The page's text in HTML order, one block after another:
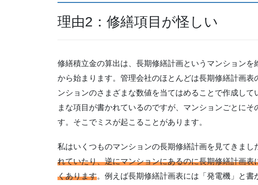
理由2：修繕項目が怪しい
修繕積立金の算出は、長期修繕計画というマンション
から始まります。管理会社のほとんどは長期修繕計画
ンションのさまざまな数値を当てはめることで作成し
まな項目が書かれているのですが、マンションごとに
す。そこでミスが起こることがあります。
私はいくつものマンションの長期修繕計画を見てきまし
れていたり、逆にマンションにあるのに長期修繕計画
くあります。例えば長期修繕計画表には「発電機」と